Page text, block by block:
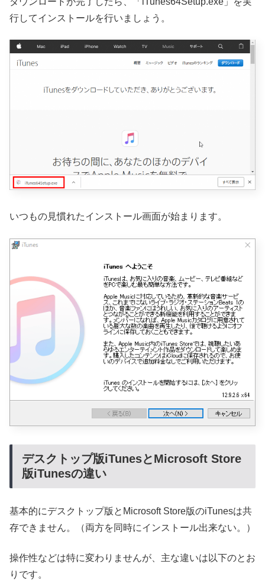
行してインストールを行いましょう。
いつもの見慣れたインストール画面が始まります。
デスクトップ版iTunesとMicrosoft Store
版iTunesの違い
基本的にデスクトップ版とMicrosoft Store版のiTunesは共
存できません。（両方を同時にインストール出来ない。）
操作性などは特に変わりませんが、主な違いは以下のとお
りです。